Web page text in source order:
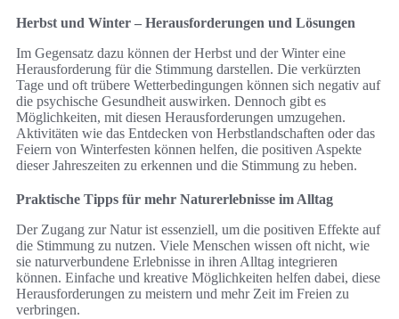
Herbst und Winter – Herausforderungen und Lösungen
Im Gegensatz dazu können der Herbst und der Winter eine
Herausforderung für die Stimmung darstellen. Die verkürzten
Tage und oft trübere Wetterbedingungen können sich negativ auf
die psychische Gesundheit auswirken. Dennoch gibt es
Möglichkeiten, mit diesen Herausforderungen umzugehen.
Aktivitäten wie das Entdecken von Herbstlandschaften oder das
Feiern von Winterfesten können helfen, die positiven Aspekte
dieser Jahreszeiten zu erkennen und die Stimmung zu heben.
Praktische Tipps für mehr Naturerlebnisse im Alltag
Der Zugang zur Natur ist essenziell, um die positiven Effekte auf
die Stimmung zu nutzen. Viele Menschen wissen oft nicht, wie
sie naturverbundene Erlebnisse in ihren Alltag integrieren
können. Einfache und kreative Möglichkeiten helfen dabei, diese
Herausforderungen zu meistern und mehr Zeit im Freien zu
verbringen.